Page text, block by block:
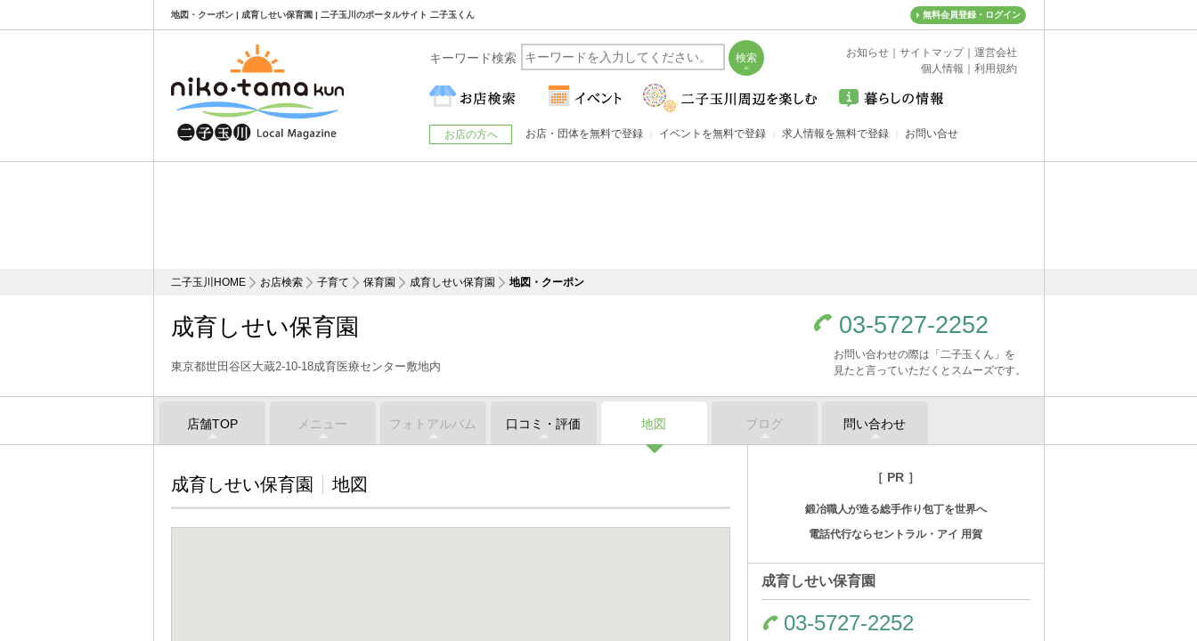
地図・クーポン | 成育しせい保育園 | 二子玉川のポータルサイト 二子玉くん 無料会員登録・ログイン
二子玉川HOME お店検索 子育て 保育園 成育しせい保育園 地図・クーポン
成育しせい保育園
東京都世田谷区大蔵2-10-18成育医療センター敷地内
03-5727-2252
お問い合わせの際は「二子玉くん」を
見たと言っていただくとスムーズです。
店舗TOP メニュー フォトアルバム 口コミ・評価 地図 ブログ 問い合わせ
成育しせい保育園 地図 ［ PR ］
鍛冶職人が造る総手作り包丁を世界へ
電話代行ならセントラル・アイ 用賀
成育しせい保育園
03-5727-2252
キーワード検索 お知らせ サイトマップ｜ 運営会社
個人情報
利用規約
お店の方へ お店・団体を無料で登録 イベントを無料で登録 求人情報を無料で登録 お問い合せ